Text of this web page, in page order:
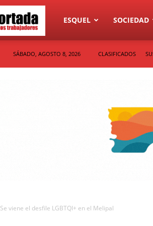
Diario
ESQUEL SOCIEDAD
SÁBADO, AGOSTO 8, 2026 CLASIFICADOS
Se viene el desfile LGBTQI+ en el Melipal